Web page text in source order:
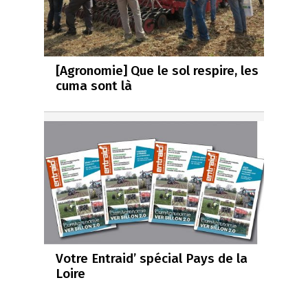
[Agronomie] Que le sol respire, les
cuma sont là
Votre Entraid’ spécial Pays de la
Loire